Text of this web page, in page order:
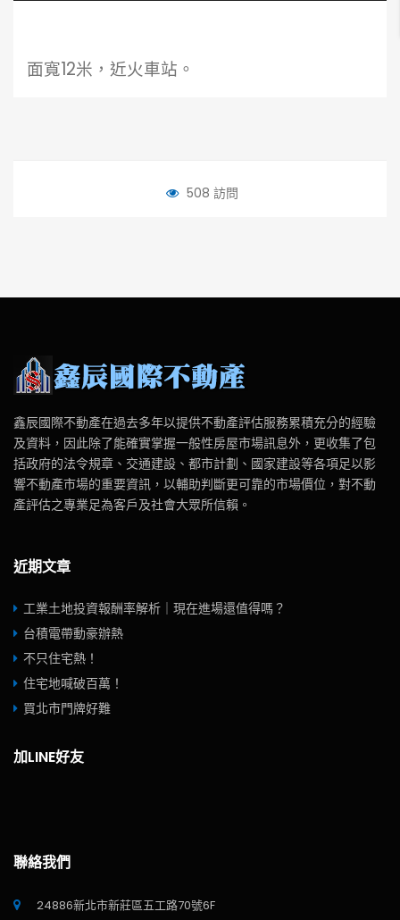
面寬12米，近火車站。
508 訪問
鑫辰國際不動產在過去多年以提供不動產評估服務累積充分的經驗
及資料，因此除了能確實掌握一般性房屋市場訊息外，更收集了包
括政府的法令規章、交通建設、都市計劃、國家建設等各項足以影
響不動產市場的重要資訊，以輔助判斷更可靠的市場價位，對不動
產評估之專業足為客戶及社會大眾所信賴。
近期文章
工業土地投資報酬率解析｜現在進場還值得嗎？
台積電帶動豪辦熱
不只住宅熱！
住宅地喊破百萬！
買北市門牌好難
加LINE好友
聯絡我們
24886新北市新莊區五工路70號6F